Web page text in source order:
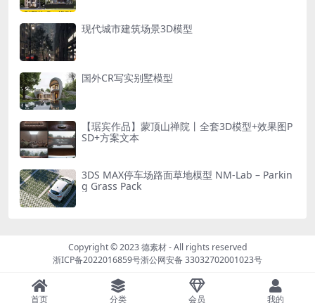
现代城市建筑场景3D模型
国外CR写实别墅模型
【琚宾作品】蒙顶山禅院丨全套3D模型+效果图P
SD+方案文本
3DS MAX停车场路面草地模型 NM-Lab – Parkin
g Grass Pack
Copyright © 2023德素材- All rights reserved
浙ICP备2022016859号浙公网安备 33032702001023号
首页 分类 会员 我的